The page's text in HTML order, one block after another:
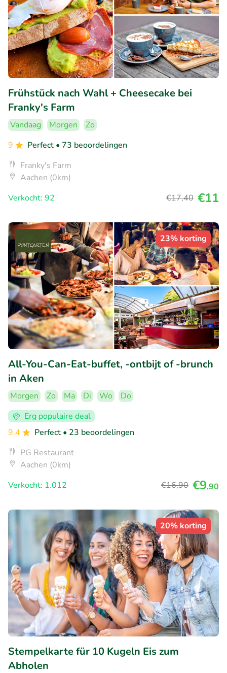
Frühstück nach Wahl + Cheesecake bei
Franky's Farm
Vandaag Morgen
Zo
9
Perfect • 73 beoordelingen
Franky's Farm
Aachen (0km)
Verkocht: 92
€17,40 €11
23% korting
All-You-Can-Eat-buffet, -ontbijt of -brunch
in Aken
Morgen Zo Ma Di Wo
Do
Erg populaire deal
9.4
Perfect • 23 beoordelingen
PG Restaurant
Aachen (0km)
Verkocht: 1.012
€16,90 €9,90
20% korting
Stempelkarte für 10 Kugeln Eis zum
Abholen